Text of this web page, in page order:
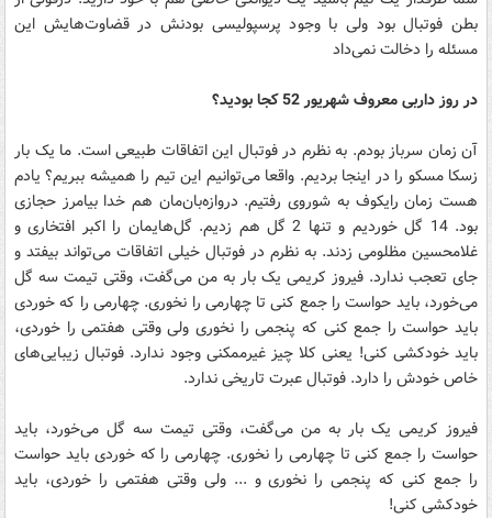
بطن فوتبال بود ولی با وجود پرسپولیسی بودنش در قضاوت‌هایش این
مسئله را دخالت نمی‌داد
در روز داربی معروف شهریور 52 کجا بودید؟
آن زمان سرباز بودم. به نظرم در فوتبال این اتفاقات طبیعی است. ما یک بار
زسکا مسکو را در اینجا بردیم. واقعا می‌توانیم این تیم را همیشه ببریم؟ یادم
هست زمان رایکوف به شوروی رفتیم. دروازه‌بان‌مان هم خدا بیامرز حجازی
بود. 14 گل خوردیم و تنها 2 گل هم زدیم. گل‌هایمان را اکبر افتخاری و
غلامحسین مظلومی زدند. به نظرم در فوتبال خیلی اتفاقات می‌تواند بیفتد و
جای تعجب ندارد. فیروز کریمی یک بار به من می‌گفت، وقتی تیمت سه گل
می‌خورد، باید حواست را جمع کنی تا چهارمی را نخوری. چهارمی را که خوردی
باید حواست را جمع کنی که پنجمی را نخوری ولی وقتی هفتمی را خوردی،
باید خودکشی کنی! یعنی کلا چیز غیرممکنی وجود ندارد. فوتبال زیبایی‌های
خاص خودش را دارد. فوتبال عبرت تاریخی ندارد.
فیروز کریمی یک بار به من می‌گفت، وقتی تیمت سه گل می‌خورد، باید
حواست را جمع کنی تا چهارمی را نخوری. چهارمی را که خوردی باید حواست
را جمع کنی که پنجمی را نخوری و ... ولی وقتی هفتمی را خوردی، باید
خودکشی کنی!